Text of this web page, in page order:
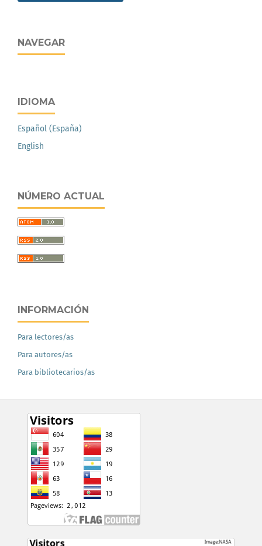
NAVEGAR
IDIOMA
Español (España)
English
NÚMERO ACTUAL
INFORMACIÓN
Para lectores/as
Para autores/as
Para bibliotecarios/as